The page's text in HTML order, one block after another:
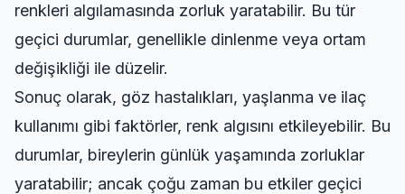
renkleri algılamasında zorluk yaratabilir. Bu tür
geçici durumlar, genellikle dinlenme veya ortam
değişikliği ile düzelir.
Sonuç olarak, göz hastalıkları, yaşlanma ve ilaç
kullanımı gibi faktörler, renk algısını etkileyebilir. Bu
durumlar, bireylerin günlük yaşamında zorluklar
yaratabilir; ancak çoğu zaman bu etkiler geçici